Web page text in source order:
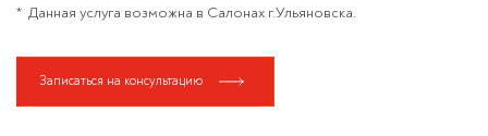
* Данная услуга возможна в Салонах г.Ульяновска.
Записаться на консультацию